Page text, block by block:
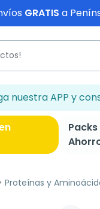
GRATIS a
nuestra APP y
Packs
Proteínas y